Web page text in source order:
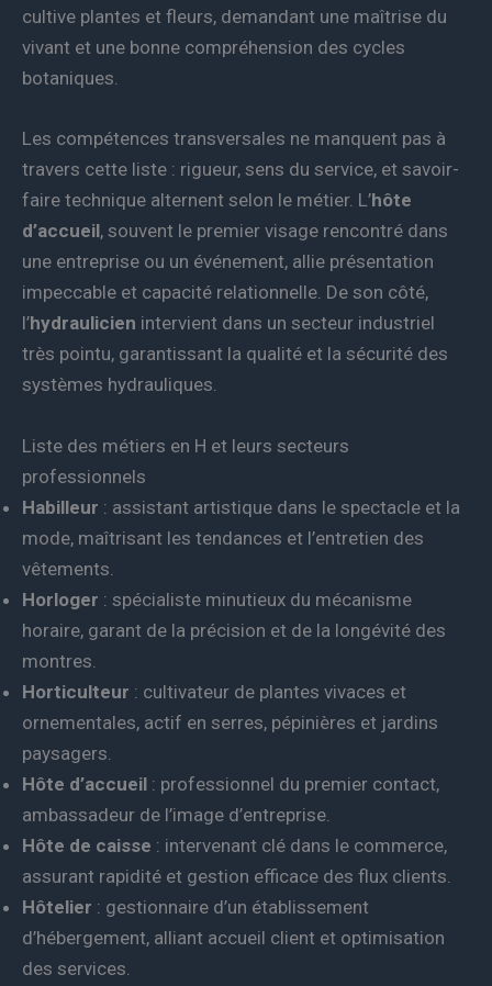
cultive plantes et fleurs, demandant une maîtrise du
vivant et une bonne compréhension des cycles
botaniques.
Les compétences transversales ne manquent pas à
travers cette liste : rigueur, sens du service, et savoir-
faire technique alternent selon le métier. L’hôte
d’accueil, souvent le premier visage rencontré dans
une entreprise ou un événement, allie présentation
impeccable et capacité relationnelle. De son côté,
l’hydraulicien intervient dans un secteur industriel
très pointu, garantissant la qualité et la sécurité des
systèmes hydrauliques.
Liste des métiers en H et leurs secteurs
professionnels
Habilleur : assistant artistique dans le spectacle et la
mode, maîtrisant les tendances et l’entretien des
vêtements.
Horloger : spécialiste minutieux du mécanisme
horaire, garant de la précision et de la longévité des
montres.
Horticulteur : cultivateur de plantes vivaces et
ornementales, actif en serres, pépinières et jardins
paysagers.
Hôte d’accueil : professionnel du premier contact,
ambassadeur de l’image d’entreprise.
Hôte de caisse : intervenant clé dans le commerce,
assurant rapidité et gestion efficace des flux clients.
Hôtelier : gestionnaire d’un établissement
d’hébergement, alliant accueil client et optimisation
des services.